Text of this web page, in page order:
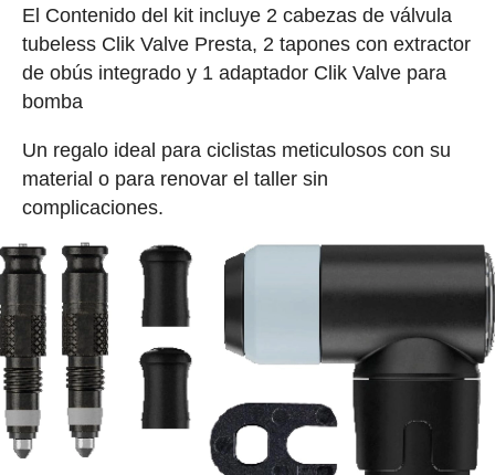
El Contenido del kit incluye 2 cabezas de válvula
tubeless Clik Valve Presta, 2 tapones con extractor
de obús integrado y 1 adaptador Clik Valve para
bomba
Un regalo ideal para ciclistas meticulosos con su
material o para renovar el taller sin
complicaciones.